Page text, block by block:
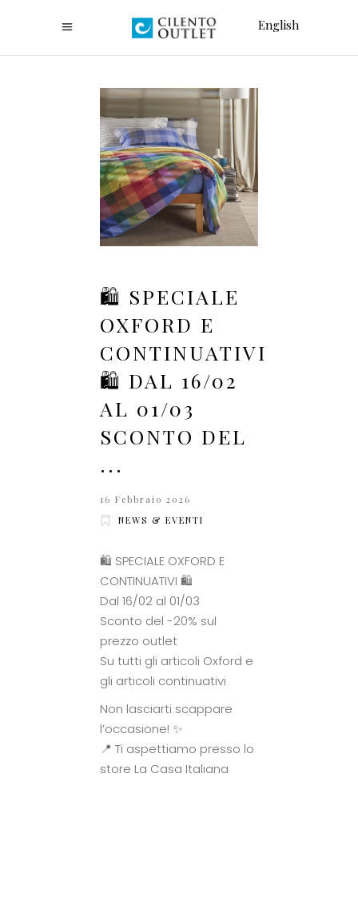
English
🛍️ SPECIALE
OXFORD E
CONTINUATIVI
🛍️ DAL 16/02
AL 01/03
SCONTO DEL
...
16 Febbraio 2026
NEWS & EVENTI
🛍️ SPECIALE OXFORD E
CONTINUATIVI 🛍️
Dal 16/02 al 01/03
Sconto del -20% sul
prezzo outlet
Su tutti gli articoli Oxford e
gli articoli continuativi
Non lasciarti scappare
l’occasione! ✨
📍 Ti aspettiamo presso lo
store La Casa Italiana